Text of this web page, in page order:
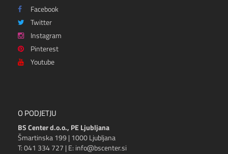
Facebook
Twitter
Instagram
Pinterest
Youtube
O PODJETJU
BS Center d.o.o., PE Ljubljana
Šmartinska 199 | 1000 Ljubljana
T: 041 334 727 | E: info@bscenter.si